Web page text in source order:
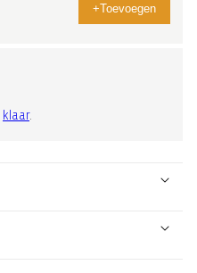
+Toevoegen
klaar.